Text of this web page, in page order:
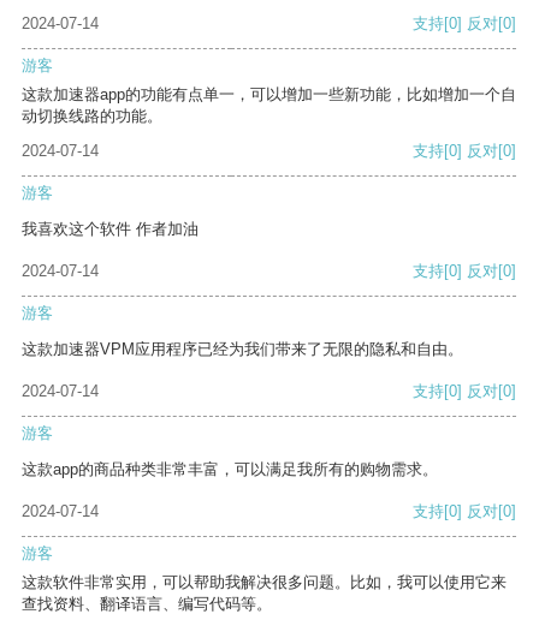
2024-07-14
支持[0] 反对[0]
游客
这款加速器app的功能有点单一，可以增加一些新功能，比如增加一个自
动切换线路的功能。
2024-07-14
支持[0] 反对[0]
游客
我喜欢这个软件 作者加油
2024-07-14 支持[0] 反对[0]
游客
这款加速器VPM应用程序已经为我们带来了无限的隐私和自由。
2024-07-14 支持[0] 反对[0]
游客
这款app的商品种类非常丰富，可以满足我所有的购物需求。
2024-07-14 支持[0] 反对[0]
游客
这款软件非常实用，可以帮助我解决很多问题。比如，我可以使用它来
查找资料、翻译语言、编写代码等。